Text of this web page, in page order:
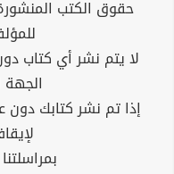
حقوق الكتب
لا يتم نشر أي كتاب
الجهة
إذا تم نشر كتابك دون